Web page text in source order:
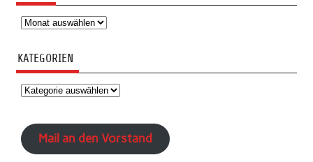
Archiv
KATEGORIEN
Kategorien
Mail an den Vorstand